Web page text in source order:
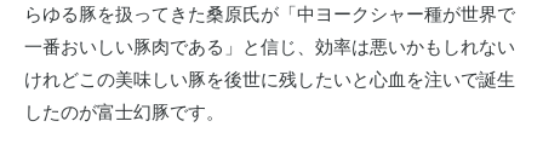
らゆる豚を扱ってきた桑原氏が「中ヨークシャー種が世界で
一番おいしい豚肉である」と信じ、効率は悪いかもしれない
けれどこの美味しい豚を後世に残したいと心血を注いで誕生
したのが富士幻豚です。